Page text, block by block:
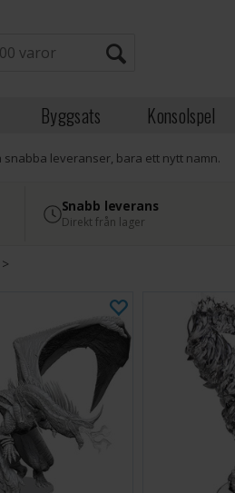
Byggsats Konsolspel
leveranser, bara ett nytt namn.
Snabb leverans
Direkt från lager
>